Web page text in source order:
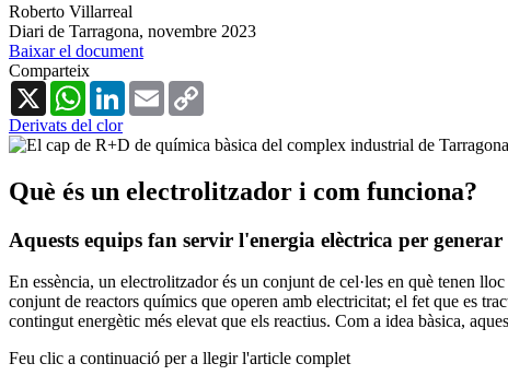
Roberto Villarreal
Diari de Tarragona, novembre 2023
Baixar el document
Comparteix
X
WhatsAppLinkedInEmail
Derivats del clor
Què és un electrolitzador i com funciona?
Aquests equips fan servir l'energia elèctrica per
En essència, un electrolitzador és un conjunt de cel·les en què tenen
conjunt de reactors químics que operen amb electricitat; el fet que es
contingut energètic més elevat que els reactius. Com a idea bàsica,
Feu clic a continuació per a llegir l'article complet